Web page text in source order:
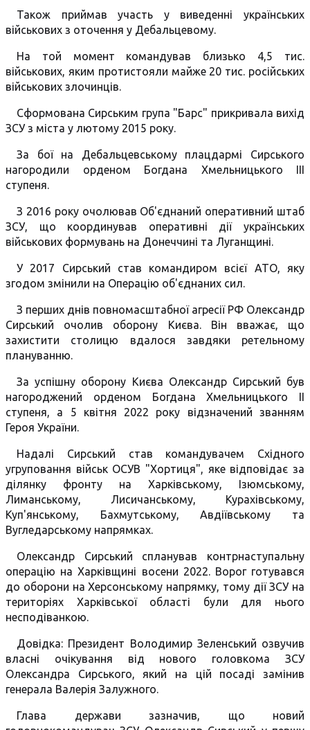
Також приймав участь у виведенні українських
військових з оточення у Дебальцевому.
На той момент командував близько 4,5 тис.
військових, яким протистояли майже 20 тис. російських
військових злочинців.
Сформована Сирським група "Барс" прикривала вихід
ЗСУ з міста у лютому 2015 року.
За бої на Дебальцевському плацдармі Сирського
нагородили орденом Богдана Хмельницького ІІІ
ступеня.
З 2016 року очолював Об'єднаний оперативний штаб
ЗСУ, що координував оперативні дії українських
військових формувань на Донеччині та Луганщині.
У 2017 Сирський став командиром всієї АТО, яку
згодом змінили на Операцію об'єднаних сил.
З перших днів повномасштабної агресії РФ Олександр
Сирський очолив оборону Києва. Він вважає, що
захистити столицю вдалося завдяки ретельному
плануванню.
За успішну оборону Києва Олександр Сирський був
нагороджений орденом Богдана Хмельницького II
ступеня, а 5 квітня 2022 року відзначений званням
Героя України.
Надалі Сирський став командувачем Східного
угруповання військ ОСУВ "Хортиця", яке відповідає за
ділянку фронту на Харківському, Ізюмському,
Лиманському, Лисичанському, Курахівському,
Куп'янському, Бахмутському, Авдіївському та
Вугледарському напрямках.
Олександр Сирський спланував контрнаступальну
операцію на Харківщині восени 2022. Ворог готувався
до оборони на Херсонському напрямку, тому дії ЗСУ на
територіях Харківської області були для нього
несподіванкою.
Довідка: Президент Володимир Зеленський озвучив
власні очікування від нового головкома ЗСУ
Олександра Сирського, який на цій посаді замінив
генерала Валерія Залужного.
Глава держави зазначив, що новий